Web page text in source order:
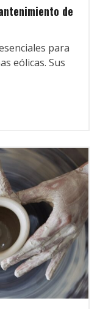
de
para
eólicas. Sus